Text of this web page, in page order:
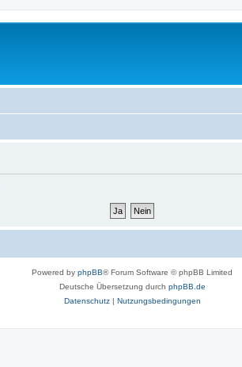
Powered by phpBB® Forum Software © phpBB Limited
Deutsche Übersetzung durch phpBB.de
Datenschutz| Nutzungsbedingungen